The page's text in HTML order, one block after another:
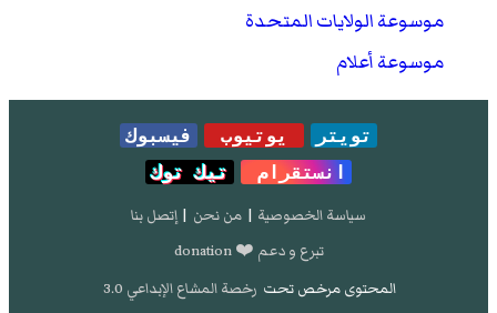
موسوعة الولايات المتحدة
موسوعة أعلام
تويتر يوتيوب
فيسبوك
انستقرام
تيك توك
سياسة الخصوصية | من نحن | إتصل بنا
تبرع و دعم ❤️ donation
المحتوى مرخص تحت رخصة المشاع الإبداعي 3.0